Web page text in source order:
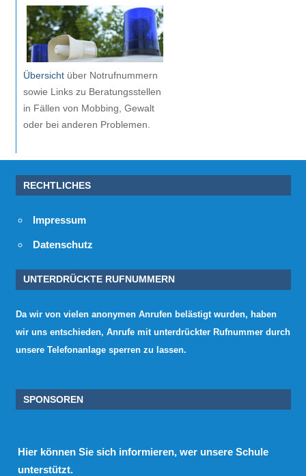
Übersichtüber Notrufnummern
sowie Links zu Beratungsstellen
in Fällen von Mobbing, Gewalt
oder bei anderen Problemen.
RECHTLICHES
Impressum
Datenschutz
UNTERDRÜCKTE RUFNUMMERN
Da wir von vielen anonymen Anrufen belästigt wurden, haben
wir uns entschieden, Anrufe mit unterdrückter Rufnummer durch
unsere Telefonanlage sperren zu lassen.
SPONSOREN
Hier können Sie sich informieren, wer unsere Schule
unterstützt.